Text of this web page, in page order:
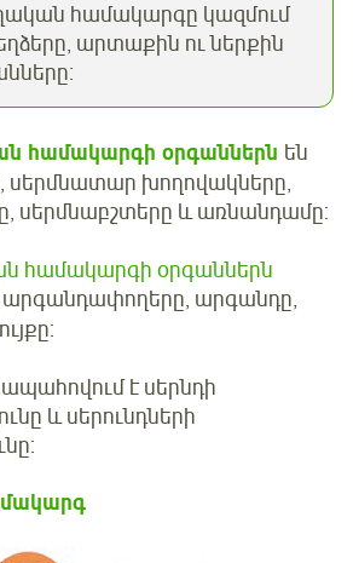
համակարգը կազմում
արտաքին ու ներքին
համակարգի օրգաններն են
սերմնատար խողովակները,
սերմնաբշտերը և առնանդամը:
համակարգի օրգաններն
արգանդափողերը, արգանդը,
է սերնդի
և սերունդների